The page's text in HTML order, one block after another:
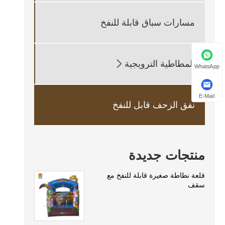
مسارات سباق قابلة للنفخ
المطاطية الترويجية 
نفق الزحف قابل للنفخ
منتجات جديدة
قلعة نطاطة صغيرة قابلة للنفخ مع
سقف
WhatsApp
E-Mail